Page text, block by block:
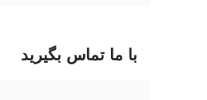
با ما تماس بگیرید